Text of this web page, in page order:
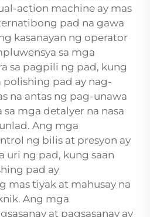
action machine ay mas
pad na gawa
kasanayan ng operator
sa mga
sa pagpili ng pad, kung
polishing pad ay nag-
na antas ng pag-unawa
mga detalyer na nasa
Ang mga
ng bilis at presyon ay
uri ng pad, kung saan
pad ay
mas tiyak at mahusay na
Ang mga
at pagsasanay ay